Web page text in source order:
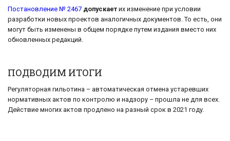
Постановление № 2467 допускает их изменение при условии
разработки новых проектов аналогичных документов. То есть, они
могут быть изменены в общем порядке путем издания вместо них
обновленных редакций.
ПОДВОДИМ ИТОГИ
Регуляторная гильотина – автоматическая отмена устаревших
нормативных актов по контролю и надзору – прошла не для всех.
Действие многих актов продлено на разный срок в 2021 году.